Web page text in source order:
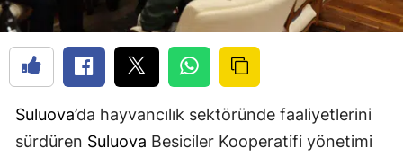
Suluova’da hayvancılık sektöründe faaliyetlerini
sürdüren Suluova Besiciler Kooperatifi yönetimi